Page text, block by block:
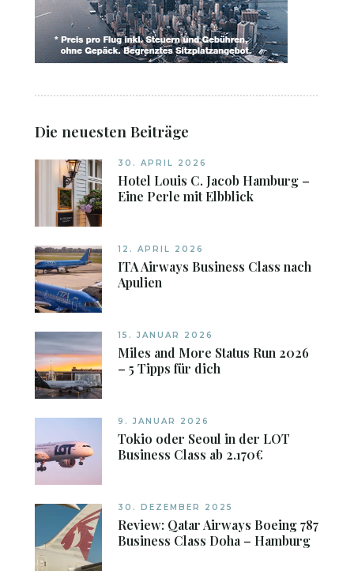
Die neuesten Beiträge
30. APRIL 2026
Hotel Louis C. Jacob Hamburg –
Eine Perle mit Elbblick
12. APRIL 2026
ITA Airways Business Class nach
Apulien
15. JANUAR 2026
Miles and More Status Run 2026
– 5 Tipps für dich
9. JANUAR 2026
Tokio oder Seoul in der LOT
Business Class ab 2.170€
30. DEZEMBER 2025
Review: Qatar Airways Boeing 787
Business Class Doha – Hamburg